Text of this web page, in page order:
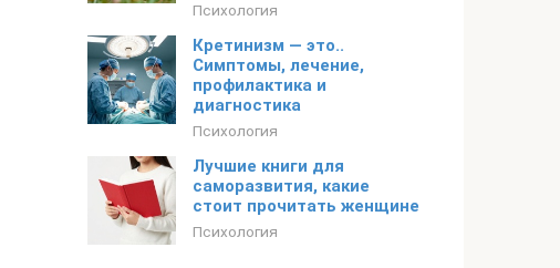
Психология
Кретинизм — это..
Симптомы, лечение,
профилактика и
диагностика
Психология
Лучшие книги для
саморазвития, какие
стоит прочитать женщине
Психология